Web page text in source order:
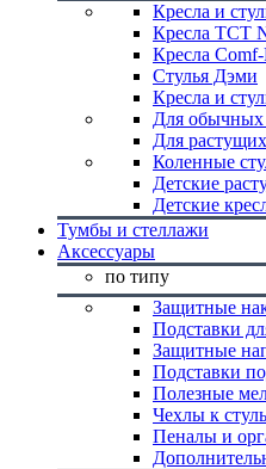
Кресла и
Кресла TCT
Кресла
Стулья Дэми
Кресла и
Для обычных
Для
Коленные
Детские
Детские
Тумбы и стеллажи
Аксессуары
по типу
Защитные
Подставки
Защитные
Подставки
Полезные
Чехлы к
Пеналы и